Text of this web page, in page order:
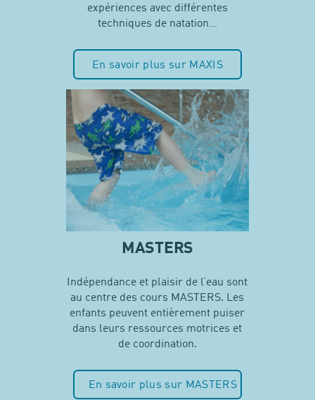
expériences avec différentes
techniques de natation…
En savoir plus sur MAXIS
MASTERS
Indépendance et plaisir de l’eau sont
au centre des cours MASTERS. Les
enfants peuvent entièrement puiser
dans leurs ressources motrices et
de coordination.
En savoir plus sur MASTERS